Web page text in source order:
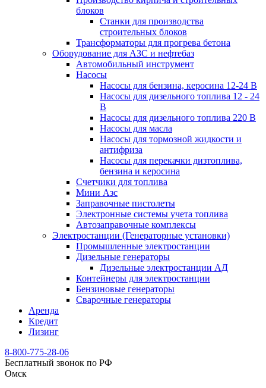
блоков
Cтанки для производства
строительных блоков
Трансформаторы для прогрева бетона
Оборудование для АЗС и нефтебаз
Автомобильный инструмент
Насосы
Насосы для бензина, керосина 12-24 В
Насосы для дизельного топлива 12 - 24
В
Насосы для дизельного топлива 220 В
Насосы для масла
Насосы для тормозной жидкости и
антифриза
Насосы для перекачки дизтоплива,
бензина и керосина
Счетчики для топлива
Мини Азс
Заправочные пистолеты
Электронные системы учета топлива
Автозаправочные комплексы
Электростанции (Генераторные установки)
Промышленные электростанции
Дизельные генераторы
Дизельные электростанции АД
Контейнеры для электростанции
Бензиновые генераторы
Сварочные генераторы
Аренда
Кредит
Лизинг
8-800-775-28-06
Бесплатный звонок по РФ
Омск